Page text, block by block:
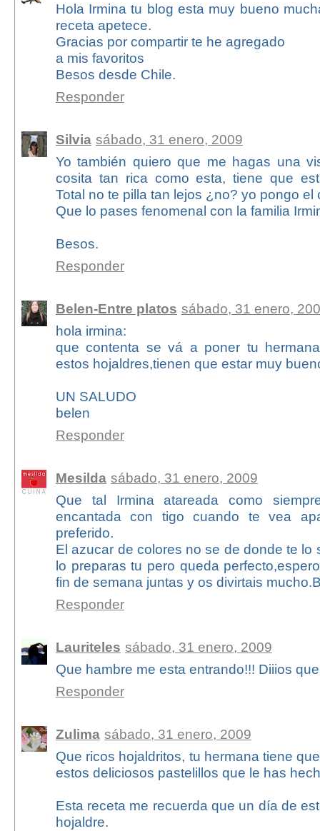
Hola Irmina tu blog esta muy bueno
receta apetece.
Gracias por compartir te he agregado
a mis favoritos
Besos desde Chile.
Responder
Silvia sábado, 31 enero, 2009
Yo también quiero que me hagas una
cosita tan rica como esta, tiene que
Total no te pilla tan lejos ¿no? yo pongo el
Que lo pases fenomenal con la familia
Besos.
Responder
Belen-Entre platos sábado, 31 enero,
hola irmina:
que contenta se vá a poner tu
estos hojaldres,tienen que estar muy
UN SALUDO
belen
Responder
Mesilda sábado, 31 enero, 2009
Que tal Irmina atareada como
encantada con tigo cuando te vea
preferido.
El azucar de colores no se de donde te lo
lo preparas tu pero queda
fin de semana juntas y os divirtais
Responder
Lauriteles sábado, 31 enero, 2009
Que hambre me esta entrando!!! Diiios
Responder
Zulima sábado, 31 enero, 2009
Que ricos hojaldritos, tu hermana tiene
estos deliciosos pastelillos que le has
Esta receta me recuerda que un día de
hojaldre.